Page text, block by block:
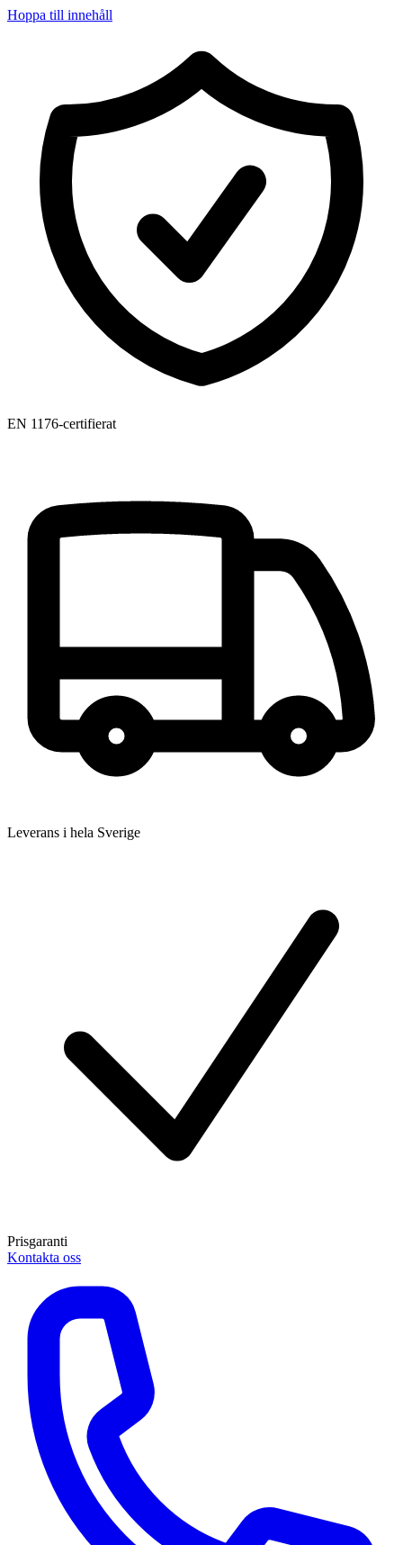
Hoppa till innehåll
EN 1176-certifierat
Leverans i hela Sverige
Prisgaranti
Kontakta oss